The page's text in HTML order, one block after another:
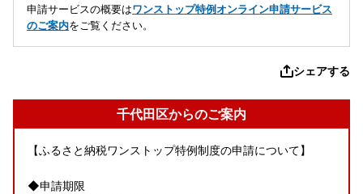
申請サービスの概要はワンストップ特例オンライン申請サービス
のご案内をご覧ください。
シェアする
千代田区からのご案内
【ふるさと納税ワンストップ特例制度の申請について】
◆申請期限